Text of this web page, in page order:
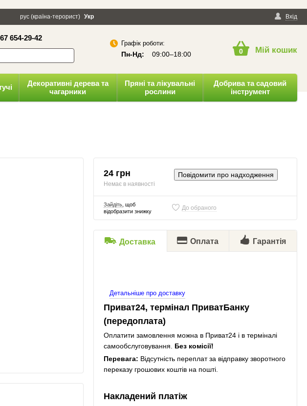
Політика конфіденційності Вхід
рус (країна-терорист) Укр
654-29-42
Графік роботи:
Пн-Нд: 09:00–18:00 0 Мій кошик
Декоративні дерева та
чагарники
Пряні та лікувальні
рослини
Добрива та садовий
інструмент
24 грн
Немає в наявності
Повідомити про надходження
Зайдіть, щоб
відобразити знижку
До обраного
Доставка Оплата Гарантія
Детальніше про доставку
Приват24, термінал ПриватБанку
(передоплата)
Оплатити замовлення можна в Приват24 і в терміналі
самообслуговування. Без комісії!
Перевага: Відсутність переплат за відправку зворотного
переказу грошових коштів на пошті.
Накладений платіж